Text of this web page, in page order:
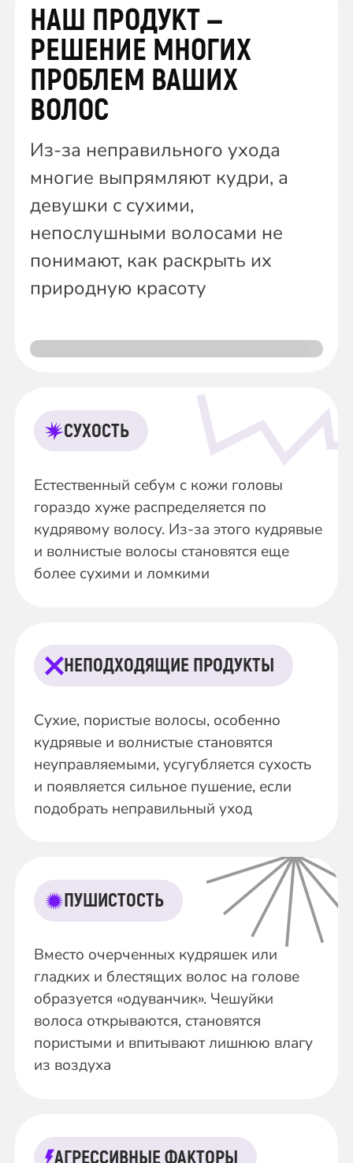
НАШ ПРОДУКТ —
РЕШЕНИЕ МНОГИХ
ПРОБЛЕМ ВАШИХ
ВОЛОС
Из-за неправильного ухода
многие выпрямляют кудри, а
девушки с сухими,
непослушными волосами не
понимают, как раскрыть их
природную красоту
СУХОСТЬ
Естественный себум с кожи головы
гораздо хуже распределяется по
кудрявому волосу. Из-за этого кудрявые
и волнистые волосы становятся еще
более сухими и ломкими
НЕПОДХОДЯЩИЕ ПРОДУКТЫ
Сухие, пористые волосы, особенно
кудрявые и волнистые становятся
неуправляемыми, усугубляется сухость
и появляется сильное пушение, если
подобрать неправильный уход
ПУШИСТОСТЬ
Вместо очерченных кудряшек или
гладких и блестящих волос на голове
образуется «одуванчик». Чешуйки
волоса открываются, становятся
пористыми и впитывают лишнюю влагу
из воздуха
АГРЕССИВНЫЕ ФАКТОРЫ